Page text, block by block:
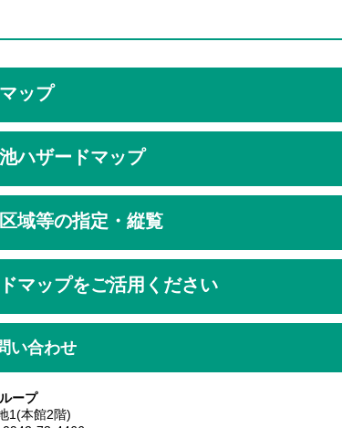
ップ
ハザードマップ
域等の指定・縦覧
マップをご活用ください
い合わせ
ープ
1(本館2階)